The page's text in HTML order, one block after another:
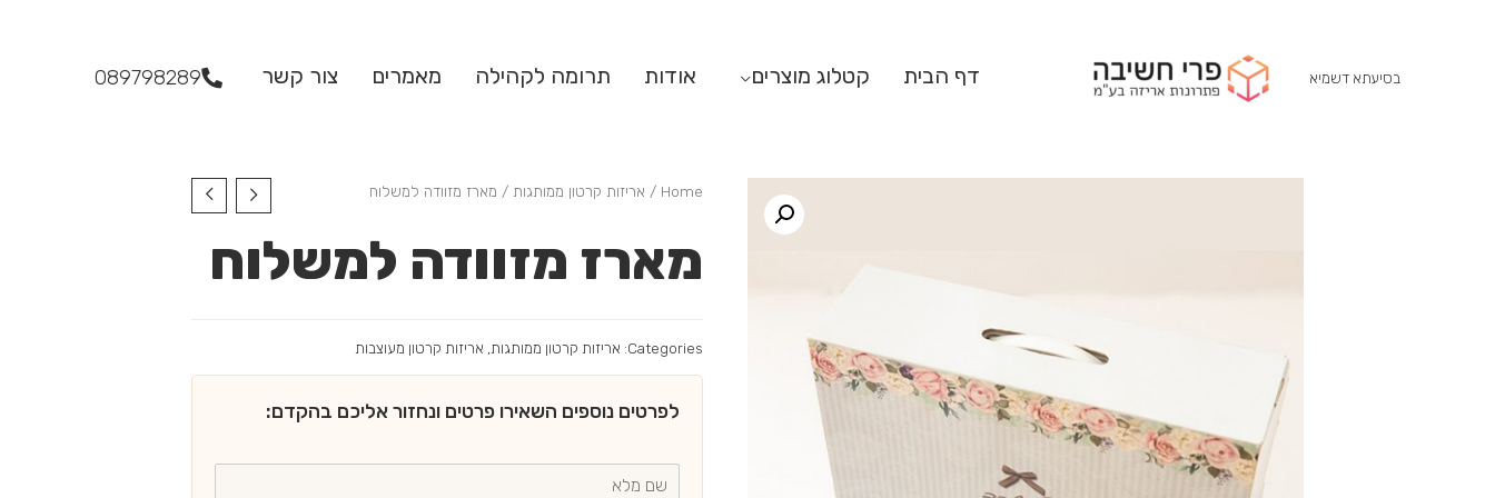
בסיעתא דשמיא דף הבית קטלוג מוצרים אודות תרומה לקהילה מאמרים צור קשר 089798289
Home
/ אריזות קרטון ממותגות / מארז מזוודה למשלוח
מארז מזוודה למשלוח
Categories: אריזות קרטון ממותגות, אריזות קרטון מעוצבות
לפרטים נוספים השאירו פרטים ונחזור אליכם בהקדם: